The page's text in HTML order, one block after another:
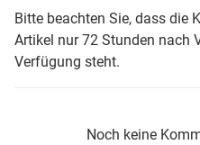
Bitte beachten Sie, dass die
Artikel nur 72 Stunden nach
Verfügung steht.
Noch keine